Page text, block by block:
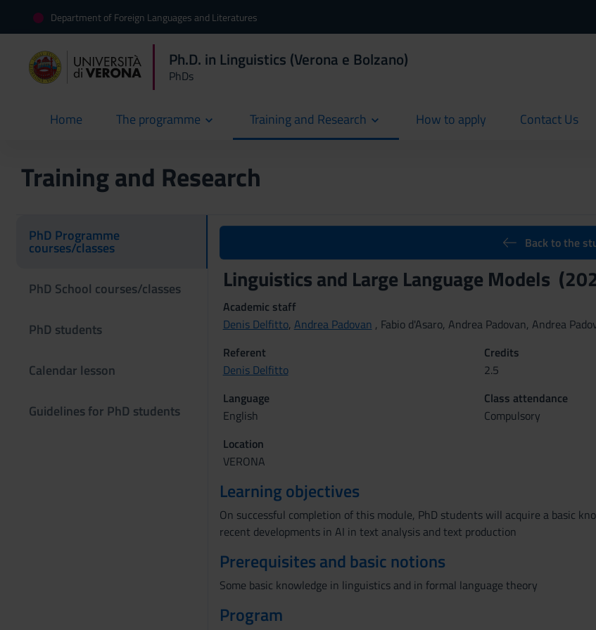
Department of Foreign Languages and Literatures
Ph.D. in Linguistics (Verona e Bolzano)
PhDs
Home
current The programme Training and Research How to apply
current Contact Us
current
Training and Research
PhD Programme
courses/classes
PhD School courses/classes
PhD students
Calendar lesson
Guidelines for PhD students
Back to the
Linguistics and Large Language Models
Academic staff
Denis Delfitto, Andrea Padovan , Fabio d'Asaro, Andrea Padovan, Andrea
Referent
Denis Delfitto
Credits
2.5
Language
English
Class attendance
Compulsory
Location
VERONA
Learning objectives
On successful completion of this module, PhD students will acquire a basic
recent developments in AI in text analysis and text production
Prerequisites and basic notions
Some basic knowledge in linguistics and in formal language theory
Program